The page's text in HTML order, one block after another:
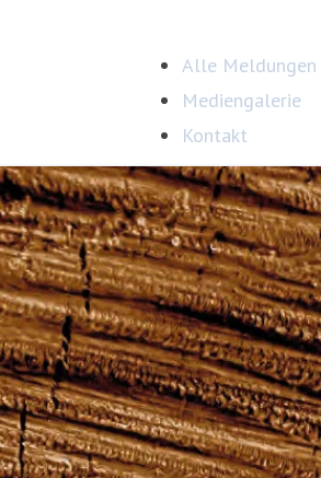
Alle Meldungen
Mediengalerie
Kontakt